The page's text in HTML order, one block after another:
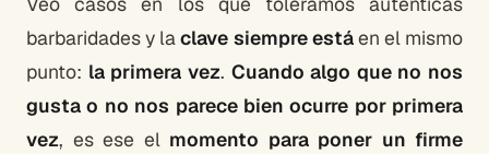
barbaridades y laclave siempre estáen el mismo
punto: la primera vez. Cuando algo que no nos
gusta o no nos parece bien ocurre por primera
vez, es ese el momento para poner un firme